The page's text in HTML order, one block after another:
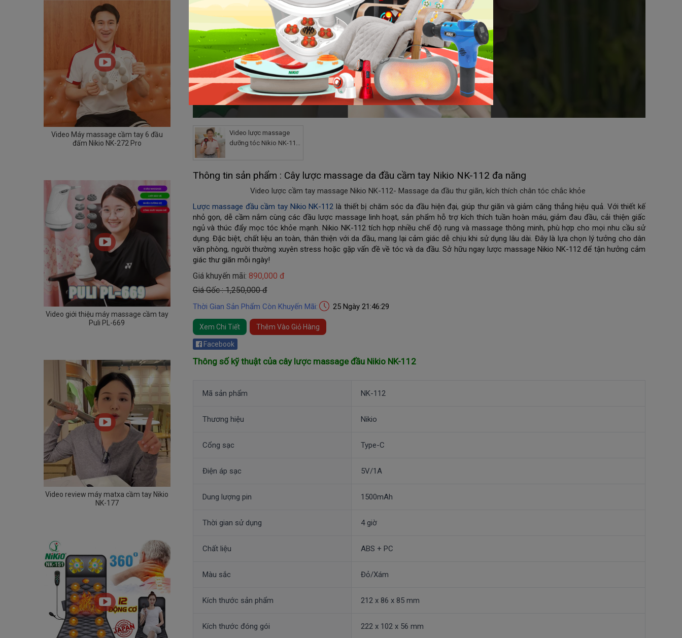
Video Máy massage cầm tay 6 đầu
đấm Nikio NK-272 Pro
Video giới thiệu máy massage cầm tay
Puli PL-669
Video review máy matxa cầm tay Nikio
NK-177
Video lược massage
dưỡng tóc Nikio NK-112
Thông tin sản phẩm : Cây lược massage da đầu cầm tay Nikio NK-112 đa năng
Video lược cầm tay massage Nikio NK-112- Massage da đầu thư giãn, kích thích chân tóc chắc khỏe
Lược massage đầu cầm tay Nikio NK-112 là thiết bị chăm sóc da đầu hiện đại, giúp thư giãn và giảm căng thẳng hiệu quả. Với thiết kế
nhỏ gọn, dễ cầm nắm cùng các đầu lược massage linh hoạt, sản phẩm hỗ trợ kích thích tuần hoàn máu, giảm đau đầu, cải thiện giấc
ngủ và thúc đẩy mọc tóc khỏe mạnh. Nikio NK-112 tích hợp nhiều chế độ rung và massage thông minh, phù hợp cho mọi nhu cầu sử
dụng. Đặc biệt, chất liệu an toàn, thân thiện với da đầu, mang lại cảm giác dễ chịu khi sử dụng lâu dài. Đây là lựa chọn lý tưởng cho dân
văn phòng, người thường xuyên stress hoặc gặp vấn đề về tóc và da đầu. Sở hữu ngay lược massage Nikio NK-112 để tận hưởng cảm
giác thư giãn mỗi ngày!
Giá khuyến mãi: 890,000 đ
Giá Gốc : 1,250,000 đ
Thời Gian Sản Phẩm Còn Khuyến Mãi: 25 Ngày 21:46:27
Xem Chi Tiết Thêm Vào Giỏ Hàng
Facebook
Thông số kỹ thuật của cây lược massage đầu Nikio NK-112
Mã sản phẩm NK-112
Thương hiệu Nikio
Cổng sạc Type-C
Điện áp sạc 5V/1A
Dung lượng pin 1500mAh
Thời gian sử dụng 4 giờ
Chất liệu ABS + PC
Màu sắc Đỏ/Xám
Kích thước sản phẩm 212 x 86 x 85 mm
Kích thước đóng gói 222 x 102 x 56 mm